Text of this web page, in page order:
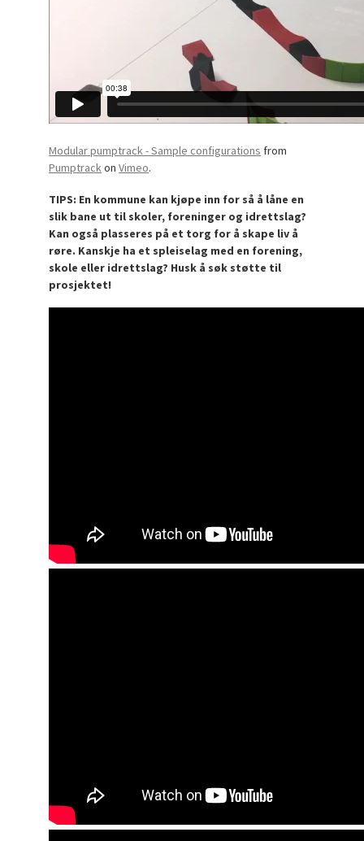
Modular pumptrack - Sample configurations from
PumptrackonVimeo.
TIPS: En kommune kan kjøpe inn for så å låne en
slik bane ut til skoler, foreninger og idrettslag?
Kan også plasseres på et torg for å skape liv å
røre. Kanskje ha et spleiselag med en forening,
skole eller idrettslag? Husk å søk støtte til
prosjektet!